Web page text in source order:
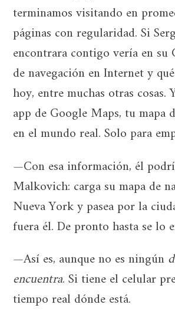
terminamos visitando en
páginas con regularidad. Si
encontrara contigo vería en su
de navegación en Internet y
hoy, entre muchas otras cosas.
app de Google Maps, tu mapa
en el mundo real. Solo para
—Con esa información, él
Malkovich: carga su mapa de
Nueva York y pasea por la
fuera él. De pronto hasta se lo
—Así es, aunque no es ningún
encuentra. Si tiene el celular
tiempo real dónde está.